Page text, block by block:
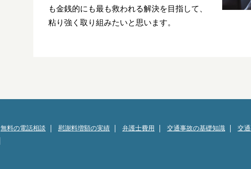
も金銭的にも最も救われる解決を目指して、
粘り強く取り組みたいと思います。
無料の電話相談 慰謝料増額の実績 弁護士費用 交通事故の基礎知識 交